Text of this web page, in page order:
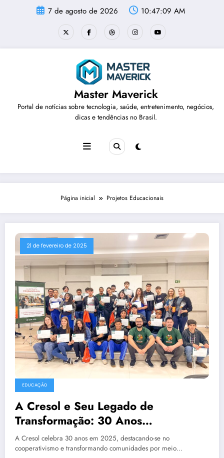
7 de agosto de 2026 10:47:09 AM
Master Maverick
Portal de notícias sobre tecnologia, saúde, entretenimento, negócios,
dicas e tendências no Brasil.
Página inicial Projetos Educacionais
21 de fevereiro de 2025
EDUCAÇÃO
A Cresol e Seu Legado de
Transformação: 30 Anos
Fortalecendo o Cooperativismo no
Brasil
A Cresol celebra 30 anos em 2025, destacando-se no
cooperativismo e transformando comunidades por meio…